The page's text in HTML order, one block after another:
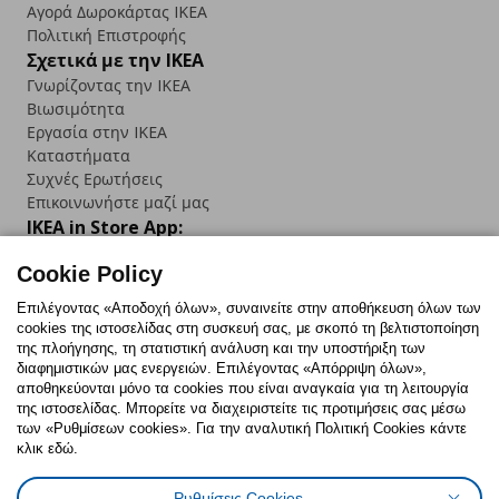
Αγορά Δωρoκάρτας IKEA
Πολιτική Επιστροφής
Σχετικά με την IKEA
Γνωρίζοντας την IKEA
Βιωσιμότητα
Εργασία στην IKEA
Καταστήματα
Συχνές Ερωτήσεις
Επικοινωνήστε μαζί μας
IKEA in Store App:
Follow us:
FacebookInstagram
TikTokYoutubePinterestTwitter
Cookie Policy
Επιλέγοντας «Αποδοχή όλων», συναινείτε στην αποθήκευση όλων των
cookies της ιστοσελίδας στη συσκευή σας, με σκοπό τη βελτιστοποίηση
της πλοήγησης, τη στατιστική ανάλυση και την υποστήριξη των
διαφημιστικών μας ενεργειών. Επιλέγοντας «Απόρριψη όλων»,
αποθηκεύονται μόνο τα cookies που είναι αναγκαία για τη λειτουργία
της ιστοσελίδας. Μπορείτε να διαχειριστείτε τις προτιμήσεις σας μέσω
των «Ρυθμίσεων cookies». Για την αναλυτική Πολιτική Cookies κάντε
κλικ εδώ.